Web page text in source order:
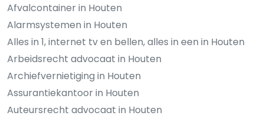
Afvalcontainer in Houten
Alarmsystemen in Houten
Alles in 1, internet tv en bellen, alles in een in Houten
Arbeidsrecht advocaat in Houten
Archiefvernietiging in Houten
Assurantiekantoor in Houten
Auteursrecht advocaat in Houten